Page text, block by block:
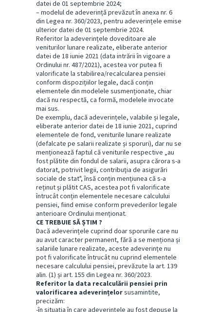
datei de 01 septembrie 2024;
– modelul de adeverință prevăzut în anexa nr. 6
din Legea nr. 360/2023, pentru adeverințele emise
ulterior datei de 01 septembrie 2024.
Referitor la adeverințele doveditoare ale
veniturilor lunare realizate, eliberate anterior
datei de 18 iunie 2021 (data intrării în vigoare a
Ordinului nr. 487/2021), acestea vor putea fi
valorificate la stabilirea/recalcularea pensiei
conform dispozițiilor legale, dacă conțin
elementele din modelele susmenționate, chiar
dacă nu respectă, ca formă, modelele invocate
mai sus.
De exemplu, dacă adeverințele, valabile și legale,
eliberate anterior datei de 18 iunie 2021, cuprind
elementele de fond, veniturile lunare realizate
(defalcate pe salarii realizate și sporuri), dar nu se
menționează faptul că veniturile respective „au
fost plătite din fondul de salarii, asupra cărora s-a
datorat, potrivit legii, contribuţia de asigurări
sociale de stat", însă conțin mențiunea că s-a
reținut și plătit CAS, acestea pot fi valorificate
întrucât conțin elementele necesare calculului
pensiei, fiind emise conform prevederilor legale
anterioare Ordinului menționat.
CE TREBUIE SĂ ȘTIM ?
Dacă adeverințele cuprind doar sporurile care nu
au avut caracter permanent, fără a se menționa și
salariile lunare realizate, aceste adeverințe nu
pot fi valorificate întrucât nu cuprind elementele
necesare calculului pensiei, prevăzute la art. 139
alin. (1) și art. 155 din Legea nr. 360/2023.
Referitor la data recalculării pensiei prin
valorificarea adeverințelorsusamintite,
precizăm:
-în situația în care adeverințele au fost depuse la